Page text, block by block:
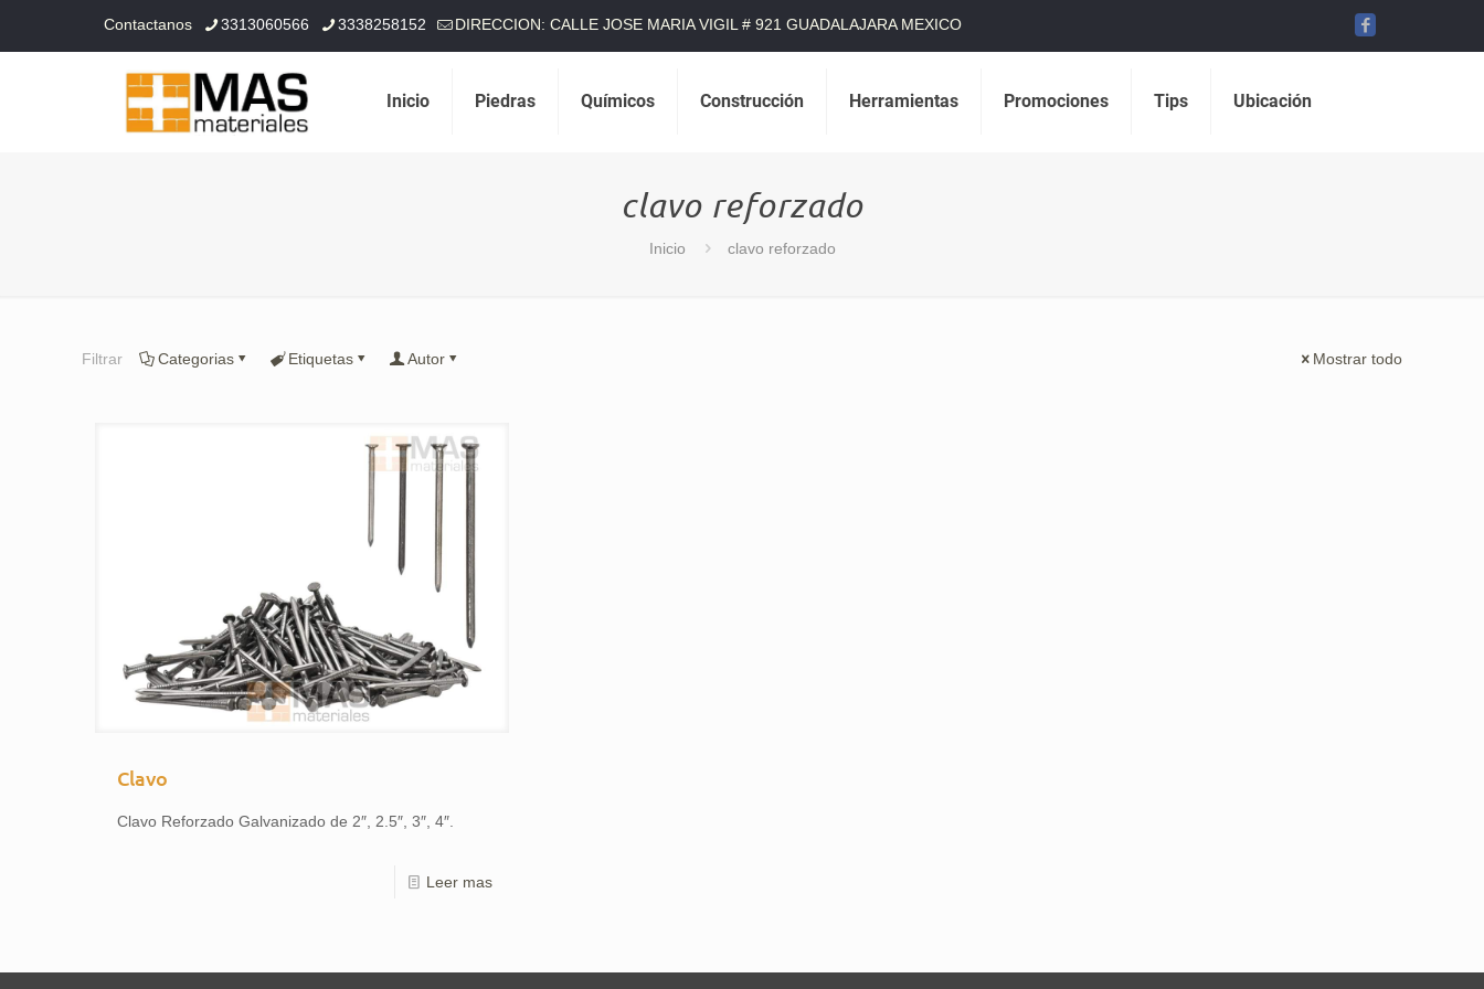
Contactanos 3313060566 3338258152 DIRECCION: CALLE JOSE MARIA VIGIL # 921 GUADALAJARA MEXICO
Inicio Piedras Químicos Construcción Herramientas Promociones Tips Ubicación
clavo reforzado
Inicio clavo reforzado
Filtrar Categorias Etiquetas Autor Mostrar todo
Clavo
Clavo Reforzado Galvanizado de 2″, 2.5″, 3″, 4″.
Leer mas